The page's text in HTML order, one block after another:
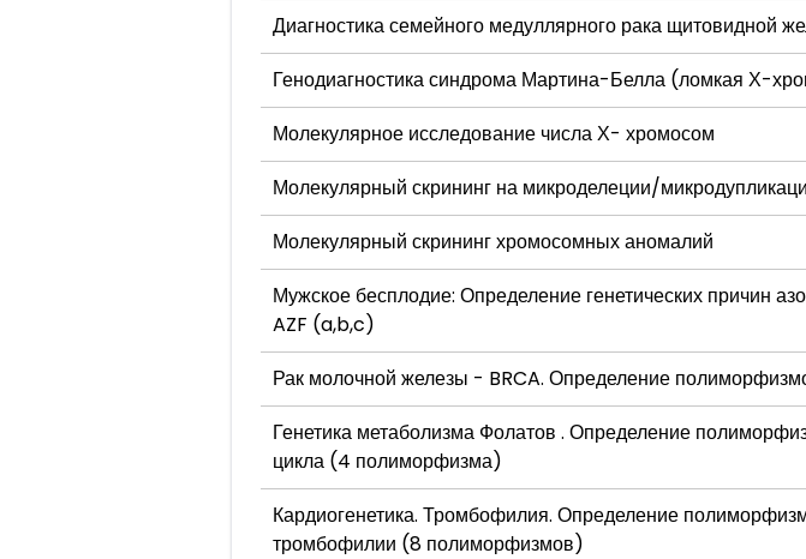
Диагностика семейного медуллярного рака щитовидной
Генодиагностика синдрома Мартина-Белла (ломкая Х-
Молекулярное исследование числа Х- хромосом
Молекулярный скрининг на микроделеции/
Молекулярный скрининг хромосомных аномалий
Мужское бесплодие: Определение генетических причин
AZF (a,b,c)
Рак молочной железы - BRCA. Определение
Генетика метаболизма Фолатов . Определение
цикла (4 полиморфизма)
Кардиогенетика. Тромбофилия. Определение
тромбофилии (8 полиморфизмов)